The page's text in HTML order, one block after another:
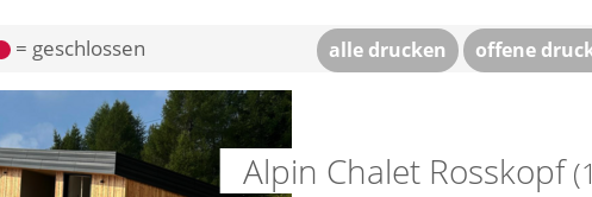
alle drucken offene
= geschlossen
Alpin Chalet Rosskopf